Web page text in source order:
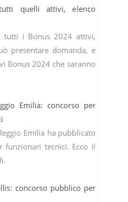
quelli attivi, elenco
tutti i Bonus 2024 attivi,
presentare domanda, e
Bonus 2024 che saranno
Emilia: concorso per
Emilia ha pubblicato
funzionari tecnici. Ecco il
concorso pubblico per